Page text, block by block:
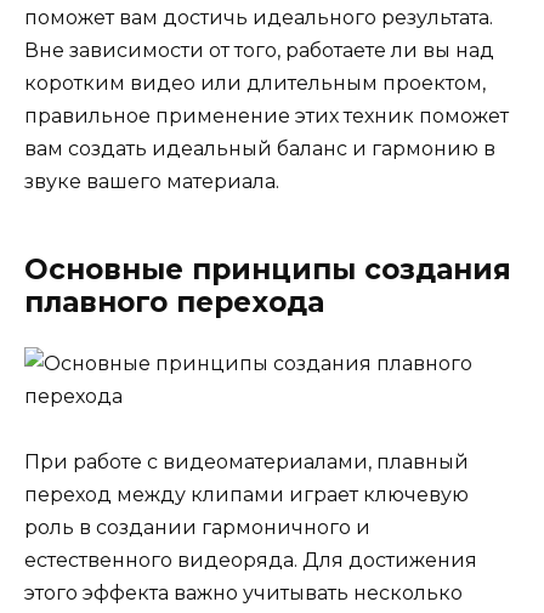
поможет вам достичь идеального результата.
Вне зависимости от того, работаете ли вы над
коротким видео или длительным проектом,
правильное применение этих техник поможет
вам создать идеальный баланс и гармонию в
звуке вашего материала.
Основные принципы создания
плавного перехода
При работе с видеоматериалами, плавный
переход между клипами играет ключевую
роль в создании гармоничного и
естественного видеоряда. Для достижения
этого эффекта важно учитывать несколько